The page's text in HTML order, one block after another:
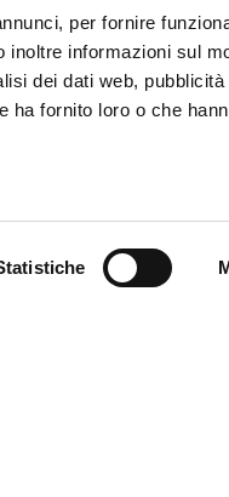
per fornire
informazioni sul
dei dati web,
ha fornito loro o che